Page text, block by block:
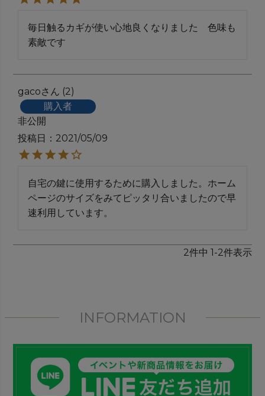
毎日触るカギが使い心地良くなりました　色味も
素敵です
gaco
2
購入者
非公開
投稿日
2021/05/09
自宅の鍵に使用するために購入しました。ホーム
ページのサイズをみてピッタリ合いましたので早
速利用しています。
2件中 1-2件表示
INFORMATION